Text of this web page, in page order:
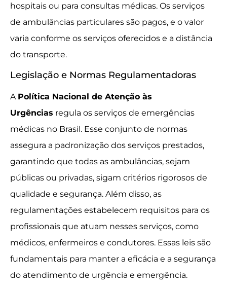
hospitais ou para consultas médicas. Os serviços
de ambulâncias particulares são pagos, e o valor
varia conforme os serviços oferecidos e a distância
do transporte.
Legislação e Normas Regulamentadoras
A Política Nacional de Atenção às
Urgências regula os serviços de emergências
médicas no Brasil. Esse conjunto de normas
assegura a padronização dos serviços prestados,
garantindo que todas as ambulâncias, sejam
públicas ou privadas, sigam critérios rigorosos de
qualidade e segurança. Além disso, as
regulamentações estabelecem requisitos para os
profissionais que atuam nesses serviços, como
médicos, enfermeiros e condutores. Essas leis são
fundamentais para manter a eficácia e a segurança
do atendimento de urgência e emergência.